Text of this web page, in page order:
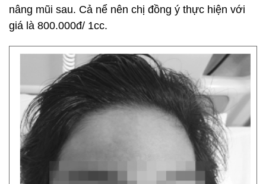
nâng mũi sau. Cả nể nên chị đồng ý thực hiện với
giá là 800.000đ/ 1cc.